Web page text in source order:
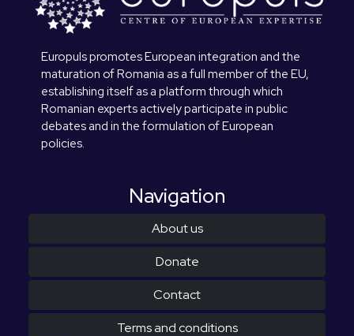
Europuls promotes European integration and the
maturation of Romania as a full member of the EU,
establishing itself as a platform through which
Romanian experts actively participate in public
debates and in the formulation of European
policies.
Navigation
About us
Donate
Contact
Terms and conditions